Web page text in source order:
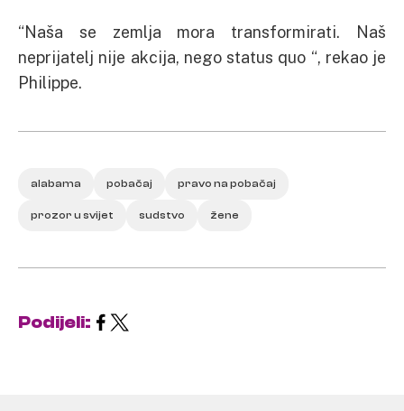
“Naša se zemlja mora transformirati. Naš
neprijatelj nije akcija, nego status quo “, rekao je
Philippe.
alabama pobačaj pravo na pobačaj
prozor u svijet sudstvo žene
Podijeli: